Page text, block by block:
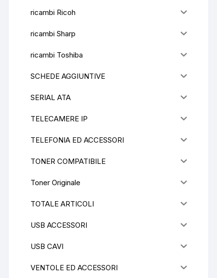
ricambi Ricoh
ricambi Sharp
ricambi Toshiba
SCHEDE AGGIUNTIVE
SERIAL ATA
TELECAMERE IP
TELEFONIA ED ACCESSORI
TONER COMPATIBILE
Toner Originale
TOTALE ARTICOLI
USB ACCESSORI
USB CAVI
VENTOLE ED ACCESSORI